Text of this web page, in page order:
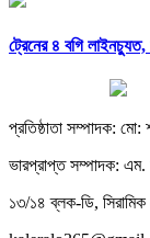
ট্রেনের ৪ বগি
প্রতিষ্ঠাতা সম্পাদক:
ভারপ্রাপ্ত সম্পাদক:
১৩/১৪ ব্লক-ডি,